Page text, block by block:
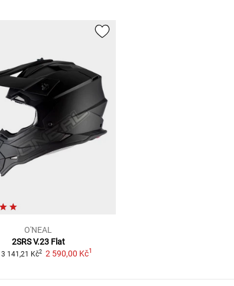
O'NEAL
2SRS V.23 Flat
3 141,21 Kč2 2 590,00 Kč1